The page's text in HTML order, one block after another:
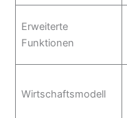
Erweiterte
Funktionen
Wirtschaftsmodell